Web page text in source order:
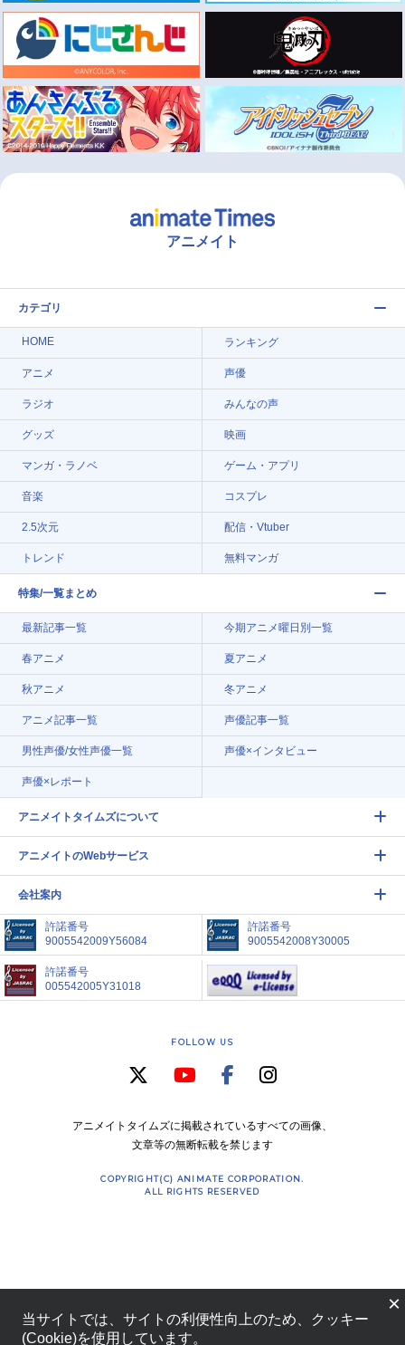
アニメイト
カテゴリ
HOME ランキング
アニメ 声優
ラジオ みんなの声
グッズ 映画
マンガ・ラノベ ゲーム・アプリ
音楽 コスプレ
2.5次元 配信・Vtuber
トレンド 無料マンガ
特集/一覧まとめ
最新記事一覧 今期アニメ曜日別一覧
春アニメ 夏アニメ
秋アニメ 冬アニメ
アニメ記事一覧 声優記事一覧
男性声優/女性声優一覧 声優×インタビュー
声優×レポート
アニメイトタイムズについて
アニメイトのWebサービス
会社案内
許諾番号
9005542009Y56084
許諾番号
9005542008Y30005
許諾番号
005542005Y31018
FOLLOW US
アニメイトタイムズに掲載されているすべての画像、
文章等の無断転載を禁じます
COPYRIGHT(C) ANIMATE CORPORATION.
ALL RIGHTS RESERVED
×
当サイトでは、サイトの利便性向上のため、クッキー
(Cookie)を使用しています。